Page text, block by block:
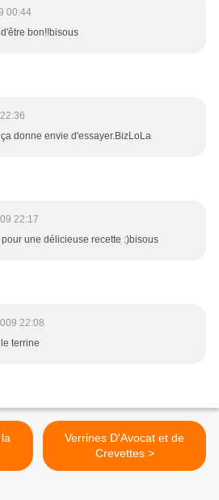
00:44
bon!!bisous
donne envie d'essayer.BizLoLa
22:17
une délicieuse recette :)bisous
22:08
terrine
Verrines D'Avocat et de
Crevettes >